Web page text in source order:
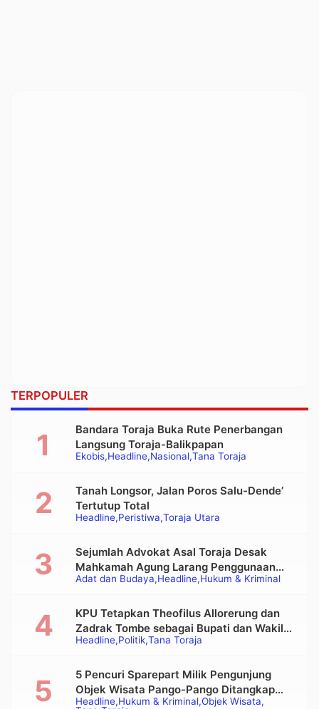
TERPOPULER
Ekobis Headline Nasional Tana Toraja
Bandara Toraja Buka Rute Penerbangan
Langsung Toraja-Balikpapan
Headline Peristiwa Toraja Utara
Tanah Longsor, Jalan Poros Salu-Dende’
Tertutup Total
Adat dan Budaya Headline Hukum & Kriminal
Sejumlah Advokat Asal Toraja Desak
Mahkamah Agung Larang Penggunaan
Alat Berat pada Eksekusi Rumah Adat
Headline Politik Tana Toraja
KPU Tetapkan Theofilus Allorerung dan
Zadrak Tombe sebagai Bupati dan Wakil
Bupati Tana Toraja Terpilih
Headline Hukum & Kriminal Objek Wisata
5 Pencuri Sparepart Milik Pengunjung
Objek Wisata Pango-Pango Ditangkap
Polisi